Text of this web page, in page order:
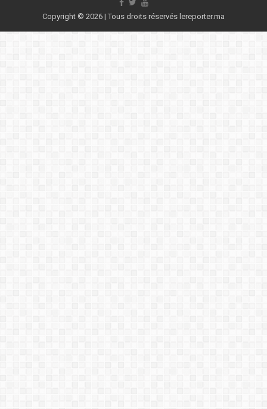
Copyright © 2026 | Tous droits réservés lereporter.ma